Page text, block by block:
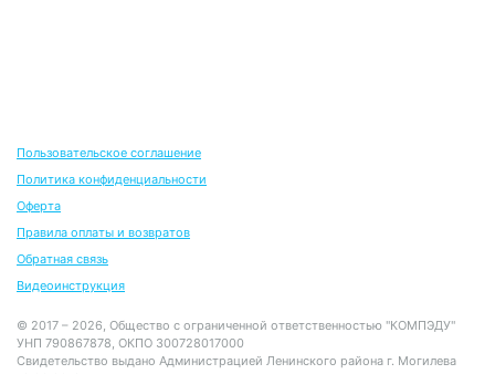
Пользовательское соглашение
Политика конфиденциальности
Оферта
Правила оплаты и возвратов
Обратная связь
Видеоинструкция
© 2017 – 2026, Общество с ограниченной ответственностью "КОМПЭДУ"
УНП 790867878, ОКПО 300728017000
Свидетельство выдано Администрацией Ленинского района г. Могилева